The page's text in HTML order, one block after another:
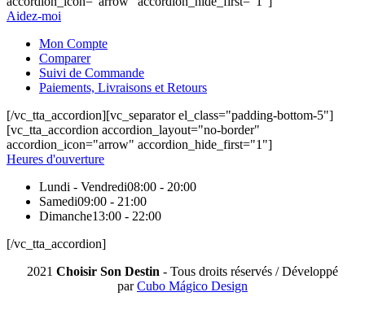
Aidez-moi
Mon Compte
Comparer
Suivi de Commande
Paiements, Livraisons et Retours
[/vc_tta_accordion][vc_separator el_class="padding-bottom-5"]
[vc_tta_accordion accordion_layout="no-border"
accordion_icon="arrow" accordion_hide_first="1"]
Heures d'ouverture
Lundi - Vendredi08:00 - 20:00
Samedi09:00 - 21:00
Dimanche13:00 - 22:00
[/vc_tta_accordion]
2021 Choisir Son Destin - Tous droits réservés / Développé
parCubo Mágico Design